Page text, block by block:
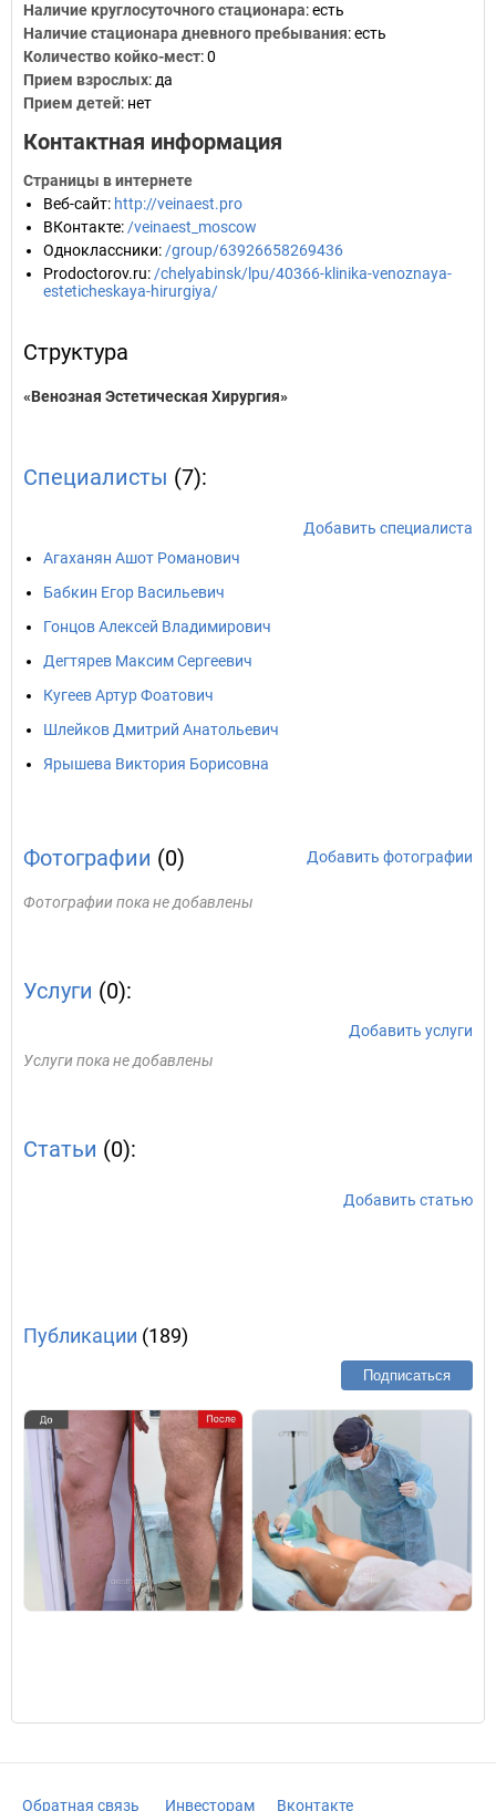
Наличие круглосуточного стационара: есть
Наличие стационара дневного пребывания: есть
Количество койко-мест: 0
Прием взрослых: да
Прием детей: нет
Контактная информация
Страницы в интернете
Веб-сайт: http://veinaest.pro
ВКонтакте: /veinaest_moscow
Одноклассники: /group/63926658269436
Prodoctorov.ru: /chelyabinsk/lpu/40366-klinika-venoznaya-
esteticheskaya-hirurgiya/
Структура
«Венозная Эстетическая Хирургия»
Специалисты (7):
Добавить специалиста
Агаханян Ашот Романович
Бабкин Егор Васильевич
Гонцов Алексей Владимирович
Дегтярев Максим Сергеевич
Кугеев Артур Фоатович
Шлейков Дмитрий Анатольевич
Ярышева Виктория Борисовна
Фотографии (0) Добавить фотографии
Фотографии пока не добавлены
Услуги (0):
Добавить услуги
Услуги пока не добавлены
Статьи (0):
Добавить статью
Публикации (189)
Подписаться
Обратная связь Инвесторам Вконтакте